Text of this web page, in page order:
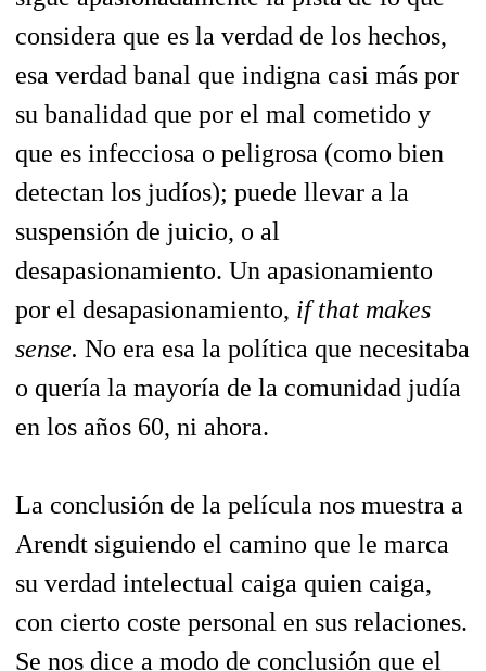
considera que es la verdad de los hechos,
esa verdad banal que indigna casi más por
su banalidad que por el mal cometido y
que es infecciosa o peligrosa (como bien
detectan los judíos); puede llevar a la
suspensión de juicio, o al
desapasionamiento. Un apasionamiento
por el desapasionamiento, if that makes
sense. No era esa la política que necesitaba
o quería la mayoría de la comunidad judía
en los años 60, ni ahora.
La conclusión de la película nos muestra a
Arendt siguiendo el camino que le marca
su verdad intelectual caiga quien caiga,
con cierto coste personal en sus relaciones.
Se nos dice a modo de conclusión que el